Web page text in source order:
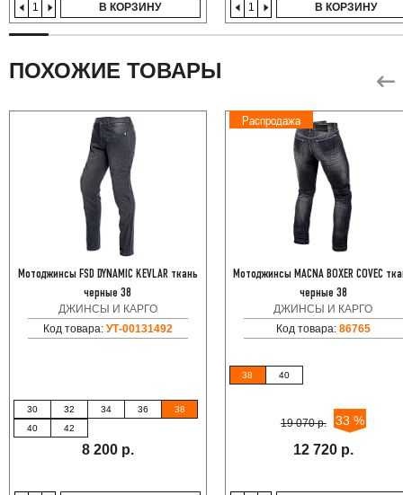
В КОРЗИНУ В КОРЗИНУ
ПОХОЖИЕ ТОВАРЫ
Мотоджинсы FSD DYNAMIC KEVLAR ткань
черные 38
ДЖИНСЫ И КАРГО
Код товара: УТ-00131492
30 32 34 36
38
40
42
8 200 р.
Распродажа
Мотоджинсы MACNA BOXER COVEC
черные 38
ДЖИНСЫ И КАРГО
Код товара: 86765
38 40
19 070 р. 33 %
12 720 р.